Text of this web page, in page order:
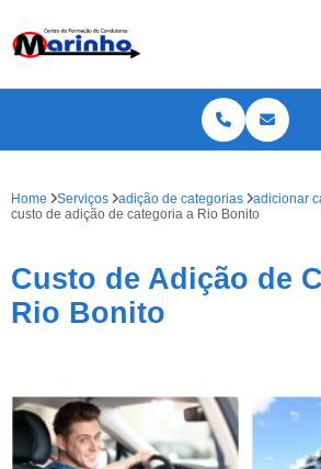
Home Serviços adição de categorias
adicionar
custo de adição de categoria a Rio Bonito
Custo de Adição de
Rio Bonito